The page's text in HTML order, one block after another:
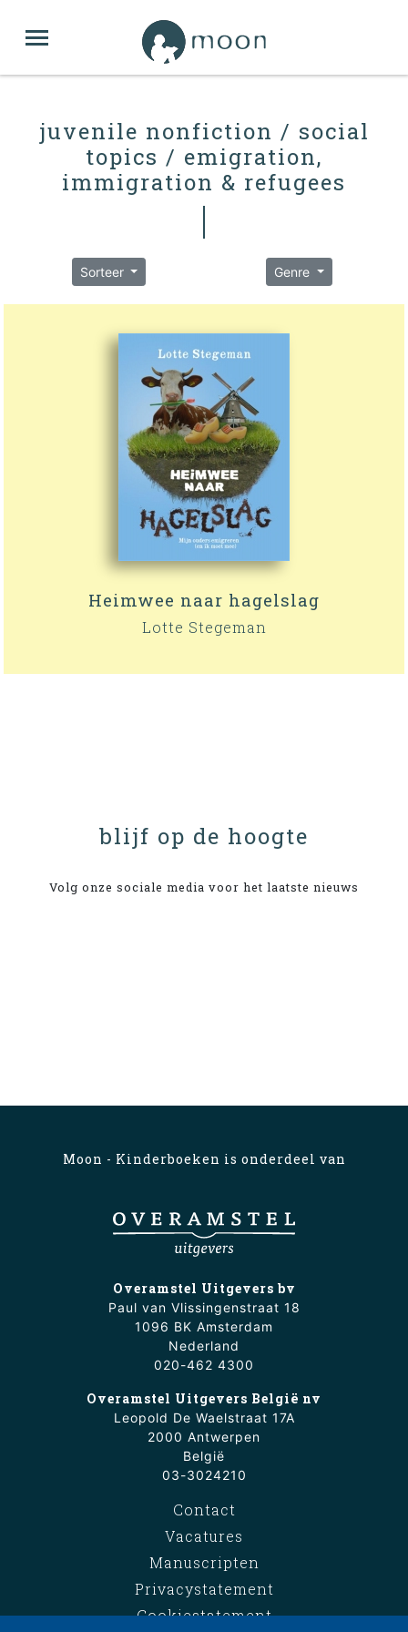
juvenile nonfiction / social
topics / emigration,
immigration & refugees
Sorteer Genre
Heimwee naar hagelslag
Lotte Stegeman
blijf op de hoogte
Volg onze sociale media voor het laatste nieuws
Moon - Kinderboeken is onderdeel van
Overamstel Uitgevers bv
Paul van Vlissingenstraat 18
1096 BK Amsterdam
Nederland
020-462 4300
Overamstel Uitgevers België nv
Leopold De Waelstraat 17A
2000 Antwerpen
België
03-3024210
Contact
Vacatures
Manuscripten
Privacystatement
Cookiestatement